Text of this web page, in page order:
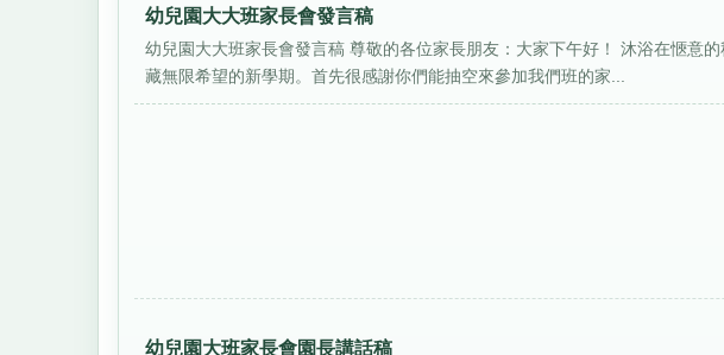
幼兒園大大班家長會發言稿
幼兒園大大班家長會發言稿 尊敬的各位家長朋友：大家下午好！ 沐浴在愜意
藏無限希望的新學期。首先很感謝你們能抽空來參加我們班的家...
幼兒園大班家長會園長講話稿